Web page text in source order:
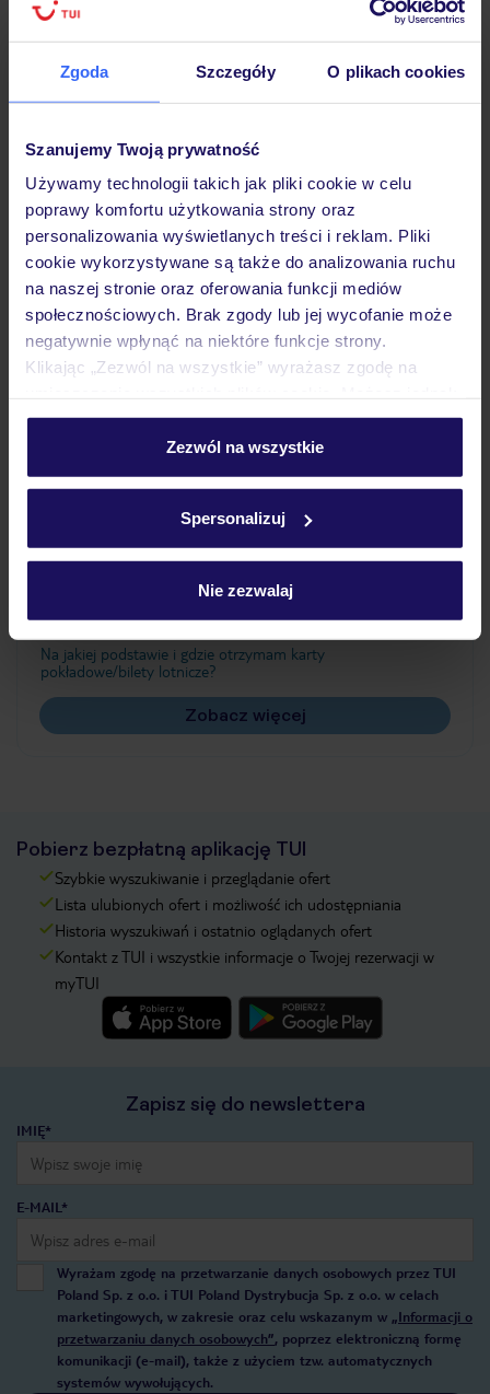
Zgoda Szczegóły O plikach cookies
Szanujemy Twoją prywatność
Używamy technologii takich jak pliki cookie w celu
poprawy komfortu użytkowania strony oraz
personalizowania wyświetlanych treści i reklam. Pliki
cookie wykorzystywane są także do analizowania ruchu
na naszej stronie oraz oferowania funkcji mediów
społecznościowych. Brak zgody lub jej wycofanie może
negatywnie wpłynąć na niektóre funkcje strony.
Klikając „Zezwól na wszystkie” wyrażasz zgodę na
personalizować swój wybór wchodząc w zakładkę
Szczegółowe informacje o plikach cookie znajdziesz
Zezwól na wszystkie
Spersonalizuj
Nie zezwalaj
Hotel
Opinie
Pokoje
Wyżywienie
Ważne informacje
Często zadawane pytania
Jak zmienić uczestników/osobę zgłaszającą?
Czy w Hotelu będzie przedstawiciel TUI?
Na jakiej podstawie i gdzie otrzymam karty
pokładowe/bilety lotnicze?
Zobacz więcej
Pobierz bezpłatną aplikację TUI
Szybkie wyszukiwanie i przeglądanie ofert
Lista ulubionych ofert i możliwość ich udostępniania
Historia wyszukiwań i ostatnio oglądanych ofert
Kontakt z TUI i wszystkie informacje o Twojej rezerwacji w
myTUI
Zapisz się do newslettera
IMIĘ*
E-MAIL*
Wyrażam zgodę na przetwarzanie danych osobowych przez TUI
Poland Sp. z o.o. i TUI Poland Dystrybucja Sp. z o.o. w celach
marketingowych, w zakresie oraz celu wskazanym w „Informacji o
przetwarzaniu danych osobowych”, poprzez elektroniczną formę
komunikacji (e-mail), także z użyciem tzw. automatycznych
systemów wywołujących.